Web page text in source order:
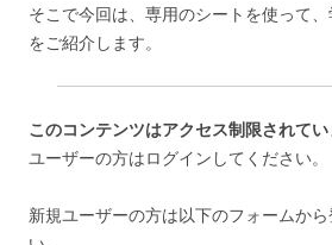
そこで今回は、専用のシートを使って
をご紹介します。
このコンテンツはアクセス制限されてい
ユーザーの方はログインしてください。
新規ユーザーの方は以下のフォームか